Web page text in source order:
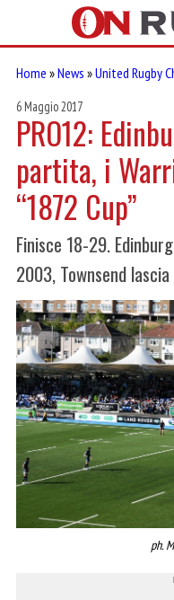
Home »News »United Rugby
6 Maggio 2017
PRO12:
partita, i
“1872 Cup”
Finisce 18-29.
2003, Townsend
ph.